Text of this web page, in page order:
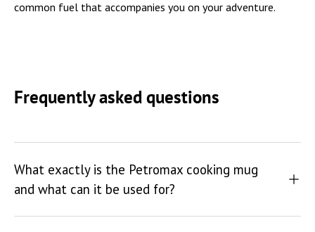
common fuel that accompanies you on your adventure.
Frequently asked questions
What exactly is the Petromax cooking mug
and what can it be used for?